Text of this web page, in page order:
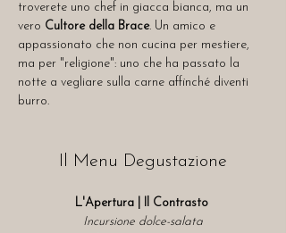
troverete uno chef in giacca bianca, ma un
vero Cultore della Brace. Un amico e
appassionato che non cucina per mestiere,
ma per "religione": uno che ha passato la
notte a vegliare sulla carne affinché diventi
burro.
Il Menu Degustazione
L'Apertura | Il Contrasto
Incursione dolce-salata